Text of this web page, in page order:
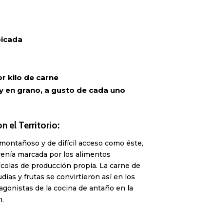
kilo de carne
en grano, a gusto de cada uno
el Territorio:
y de difícil acceso como éste,
marcada por los alimentos
de producción propia. La carne de
y frutas se convirtieron así en los
de la cocina de antaño en la